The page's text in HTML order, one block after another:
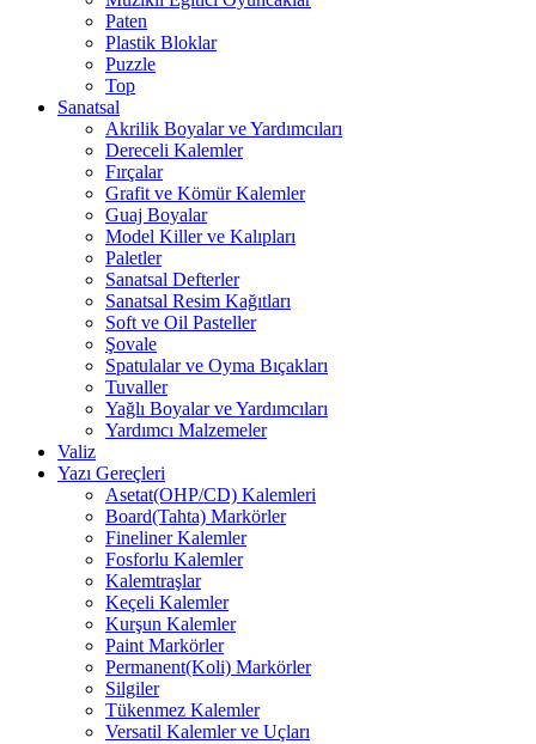
Paten
Plastik Bloklar
Puzzle
Top
Sanatsal
Akrilik Boyalar ve Yardımcıları
Dereceli Kalemler
Fırçalar
Grafit ve Kömür Kalemler
Guaj Boyalar
Model Killer ve Kalıpları
Paletler
Sanatsal Defterler
Sanatsal Resim Kağıtları
Soft ve Oil Pasteller
Şovale
Spatulalar ve Oyma Bıçakları
Tuvaller
Yağlı Boyalar ve Yardımcıları
Yardımcı Malzemeler
Valiz
Yazı Gereçleri
Asetat(OHP/CD) Kalemleri
Board(Tahta) Markörler
Fineliner Kalemler
Fosforlu Kalemler
Kalemtraşlar
Keçeli Kalemler
Kurşun Kalemler
Paint Markörler
Permanent(Koli) Markörler
Silgiler
Tükenmez Kalemler
Versatil Kalemler ve Uçları